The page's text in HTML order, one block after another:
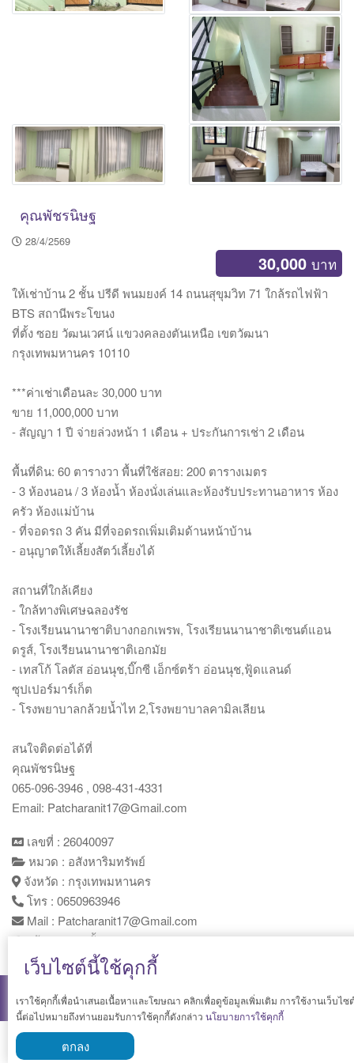
คุณพัชรนิษฐ
28/4/2569
30,000 บาท
ให้เช่าบ้าน 2 ชั้น ปรีดี พนมยงค์ 14 ถนนสุขุมวิท 71 ใกล้รถไฟฟ้า
BTS สถานีพระโขนง
ที่ตั้ง ซอย วัฒนเวศน์ แขวงคลองตันเหนือ เขตวัฒนา
กรุงเทพมหานคร 10110
***ค่าเช่าเดือนละ 30,000 บาท
ขาย 11,000,000 บาท
- สัญญา 1 ปี จ่ายล่วงหน้า 1 เดือน + ประกันการเช่า 2 เดือน
พื้นที่ดิน: 60 ตารางวา พื้นที่ใช้สอย: 200 ตารางเมตร
- 3 ห้องนอน / 3 ห้องน้ำ ห้องนั่งเล่นและห้องรับประทานอาหาร ห้อง
ครัว ห้องแม่บ้าน
- ที่จอดรถ 3 คัน มีที่จอดรถเพิ่มเติมด้านหน้าบ้าน
- อนุญาตให้เลี้ยงสัตว์เลี้ยงได้
สถานที่ใกล้เคียง
- ใกล้ทางพิเศษฉลองรัช
- โรงเรียนนานาชาติบางกอกเพรพ, โรงเรียนนานาชาติเซนต์แอน
ดรูส์, โรงเรียนนานาชาติเอกมัย
- เทสโก้ โลตัส อ่อนนุช,บิ๊กซี เอ็กซ์ตร้า อ่อนนุช,ฟู้ดแลนด์
ซุปเปอร์มาร์เก็ต
- โรงพยาบาลกล้วยน้ำไท 2,โรงพยาบาลคามิลเลียน
สนใจติดต่อได้ที่
คุณพัชรนิษฐ
065-096-3946 , 098-431-4331
Email: Patcharanit17@Gmail.com
เลขที่ : 26040097
หมวด : อสังหาริมทรัพย์
จังหวัด : กรุงเทพมหานคร
โทร : 0650963946
Mail : Patcharanit17@Gmail.com
เข้าชม : 2 ครั้ง
CRK Solution. All rights reserved.
เว็บไซต์นี้ใช้คุกกี้
เราใช้คุกกี้เพื่อนำเสนอเนื้อหาและโฆษณา คลิกเพื่อดูข้อมูลเพิ่มเติม การใช้งานเว็บไซ
นี้ต่อไปหมายถึงท่านยอมรับการใช้คุกกี้ดังกล่าว นโยบายการใช้คุกกี้
ตกลง